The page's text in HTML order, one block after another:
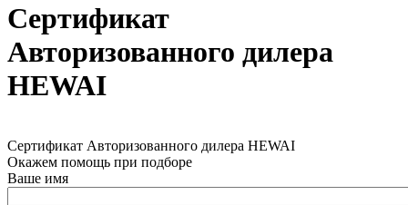
Сертификат
Авторизованного дилера
HEWAI
Сертификат Авторизованного дилера HEWAI
Окажем помощь при подборе
Ваше имя